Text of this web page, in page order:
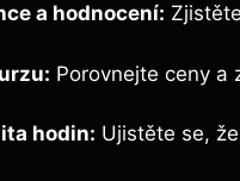
a hodnocení:
Porovnejte ceny a
hodin: Ujistěte se,